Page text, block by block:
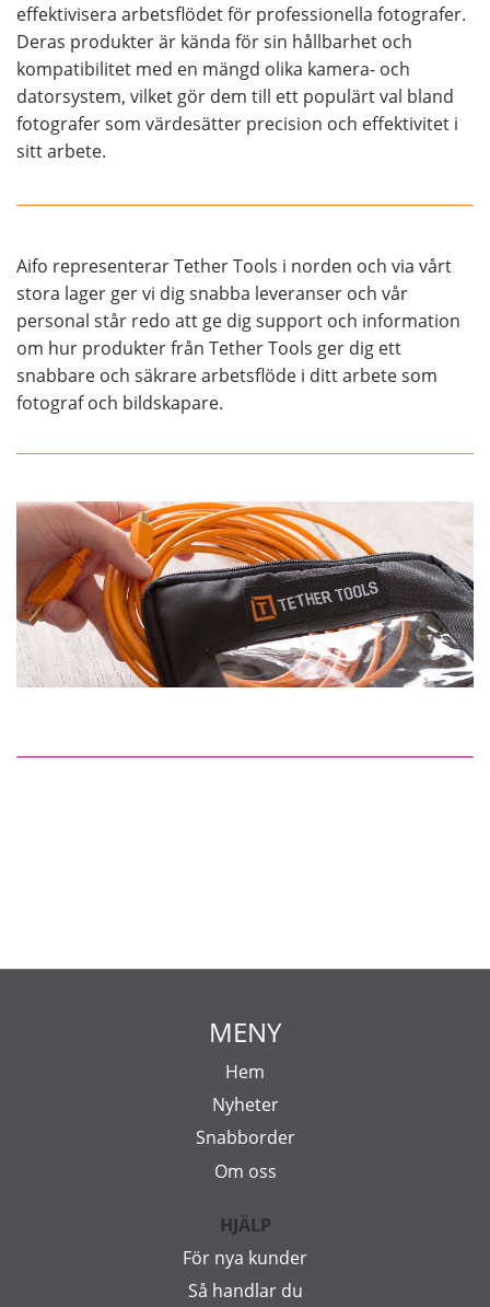
effektivisera arbetsflödet för professionella fotografer.
Deras produkter är kända för sin hållbarhet och
kompatibilitet med en mängd olika kamera- och
datorsystem, vilket gör dem till ett populärt val bland
fotografer som värdesätter precision och effektivitet i
sitt arbete.
Aifo representerar Tether Tools i norden och via vårt
stora lager ger vi dig snabba leveranser och vår
personal står redo att ge dig support och information
om hur produkter från Tether Tools ger dig ett
snabbare och säkrare arbetsflöde i ditt arbete som
fotograf och bildskapare.
MENY
Hem
Nyheter
Snabborder
Om oss
HJÄLP
För nya kunder
Så handlar du